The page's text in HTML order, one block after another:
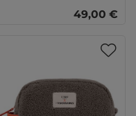
49,00 €